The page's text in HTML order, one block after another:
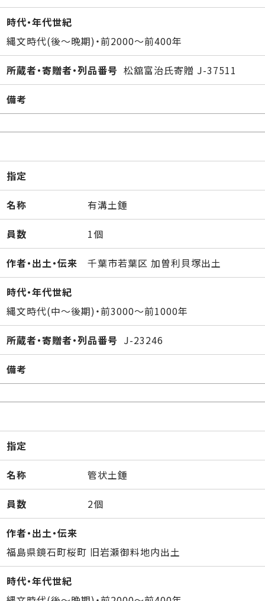
時代・年代世紀
縄文時代(後～晩期)・前2000～前400年
所蔵者・寄贈者・列品番号 松舘富治氏寄贈 J-37511
備考
指定
名称 有溝土錘
員数 1個
作者・出土・伝来 千葉市若葉区 加曽利貝塚出土
時代・年代世紀
縄文時代(中～後期)・前3000～前1000年
所蔵者・寄贈者・列品番号 J-23246
備考
指定
名称 管状土錘
員数 2個
作者・出土・伝来
福島県鏡石町桜町 旧岩瀬御料地内出土
時代・年代世紀